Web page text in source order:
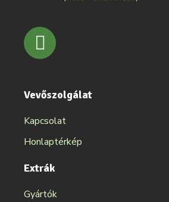
Vevőszolgálat
Kapcsolat
Honlaptérkép
Extrák
Gyártók